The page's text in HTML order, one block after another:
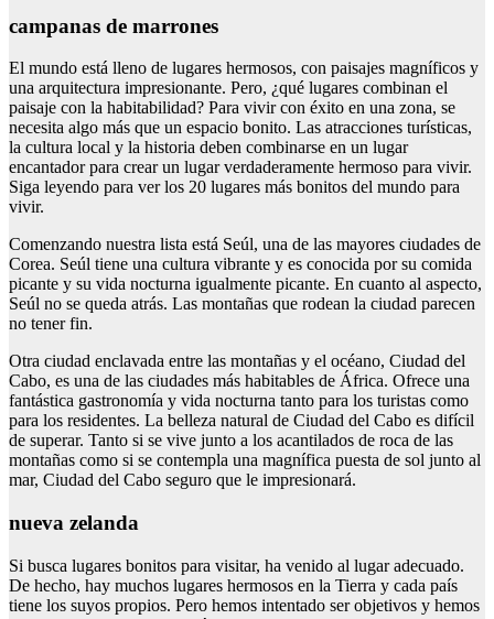
campanas de marrones
El mundo está lleno de lugares hermosos, con paisajes magníficos y
una arquitectura impresionante. Pero, ¿qué lugares combinan el
paisaje con la habitabilidad? Para vivir con éxito en una zona, se
necesita algo más que un espacio bonito. Las atracciones turísticas,
la cultura local y la historia deben combinarse en un lugar
encantador para crear un lugar verdaderamente hermoso para vivir.
Siga leyendo para ver los 20 lugares más bonitos del mundo para
vivir.
Comenzando nuestra lista está Seúl, una de las mayores ciudades de
Corea. Seúl tiene una cultura vibrante y es conocida por su comida
picante y su vida nocturna igualmente picante. En cuanto al aspecto,
Seúl no se queda atrás. Las montañas que rodean la ciudad parecen
no tener fin.
Otra ciudad enclavada entre las montañas y el océano, Ciudad del
Cabo, es una de las ciudades más habitables de África. Ofrece una
fantástica gastronomía y vida nocturna tanto para los turistas como
para los residentes. La belleza natural de Ciudad del Cabo es difícil
de superar. Tanto si se vive junto a los acantilados de roca de las
montañas como si se contempla una magnífica puesta de sol junto al
mar, Ciudad del Cabo seguro que le impresionará.
nueva zelanda
Si busca lugares bonitos para visitar, ha venido al lugar adecuado.
De hecho, hay muchos lugares hermosos en la Tierra y cada país
tiene los suyos propios. Pero hemos intentado ser objetivos y hemos